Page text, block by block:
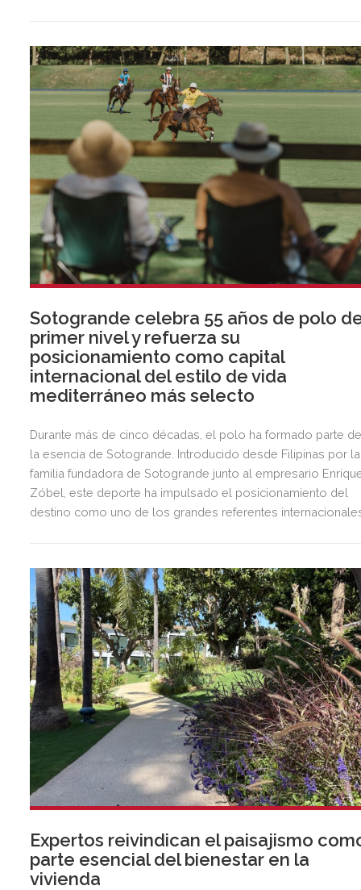
Sotogrande celebra 55 años de polo
primer nivel y refuerza su
posicionamiento como capital
internacional del estilo de vida
mediterráneo más selecto
Durante más de cinco décadas, el polo ha formado parte
la esencia de Sotogrande. Introducido desde Filipinas por la
familia fundadora de Sotogrande junto al empresario
Zóbel, este deporte ha impulsado el posicionamiento del
destino como uno de los grandes referentes
exclusiva agenda social.
Expertos reivindican el paisajismo
parte esencial del bienestar en la
vivienda